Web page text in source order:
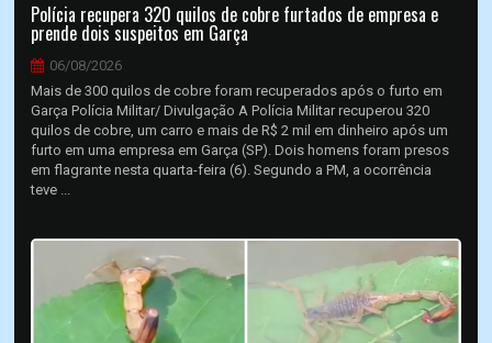
Polícia recupera 320 quilos de cobre furtados de empresa e
prende dois suspeitos em Garça
06/08/2026
Mais de 300 quilos de cobre foram recuperados após o furto em
Garça Polícia Militar/ Divulgação A Polícia Militar recuperou 320
quilos de cobre, um carro e mais de R$ 2 mil em dinheiro após um
furto em uma empresa em Garça (SP). Dois homens foram presos
em flagrante nesta quarta-feira (6). Segundo a PM, a ocorrência
teve ...